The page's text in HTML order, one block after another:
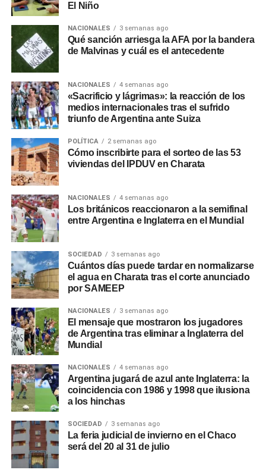
El Niño
NACIONALES 3 semanas ago
Qué sanción arriesga la AFA por la bandera
de Malvinas y cuál es el antecedente
NACIONALES 4 semanas ago
«Sacrificio y lágrimas»: la reacción de los
medios internacionales tras el sufrido
triunfo de Argentina ante Suiza
POLÍTICA 2 semanas ago
Cómo inscribirte para el sorteo de las 53
viviendas del IPDUV en Charata
NACIONALES 4 semanas ago
Los británicos reaccionaron a la semifinal
entre Argentina e Inglaterra en el Mundial
SOCIEDAD 3 semanas ago
Cuántos días puede tardar en normalizarse
el agua en Charata tras el corte anunciado
por SAMEEP
NACIONALES 3 semanas ago
El mensaje que mostraron los jugadores
de Argentina tras eliminar a Inglaterra del
Mundial
NACIONALES 4 semanas ago
Argentina jugará de azul ante Inglaterra: la
coincidencia con 1986 y 1998 que ilusiona
a los hinchas
SOCIEDAD 3 semanas ago
La feria judicial de invierno en el Chaco
será del 20 al 31 de julio